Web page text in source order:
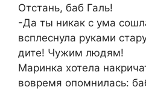
Отстань, баб Галь!
-Да ты никак с ума
всплеснула руками
дите! Чужим людям!
Маринка хотела
вовремя опомнилась: